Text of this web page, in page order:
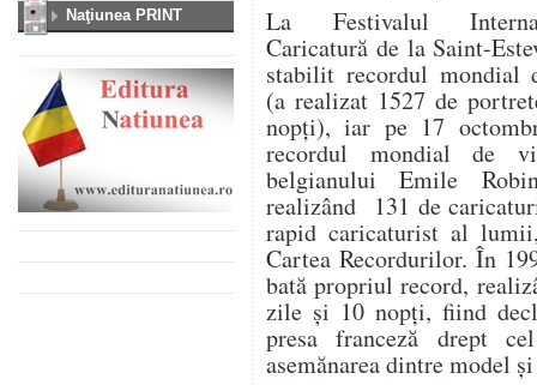
Naţiunea PRINT
La Festivalul
Caricatură de la Saint-
stabilit recordul mondial
(a realizat 1527 de
nopţi), iar pe 17
recordul mondial de
belgianului Emile
realizând 131 de
rapid caricaturist al
Cartea Recordurilor. În
bată propriul record,
zile şi 10 nopţi, fiind
presa franceză drept
asemănarea dintre model